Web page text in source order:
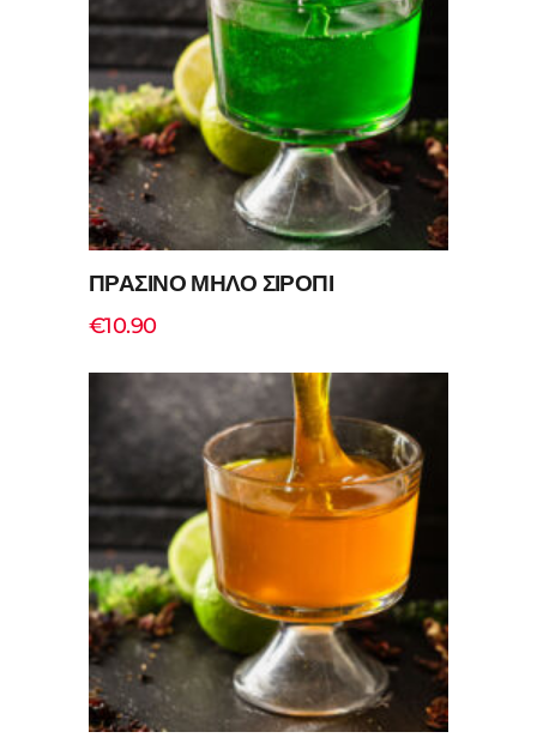
Add to cart
Add to cart
ΠΡΑΣΙΝΟ ΜΗΛΟ ΣΙΡΟΠΙ
€10.90